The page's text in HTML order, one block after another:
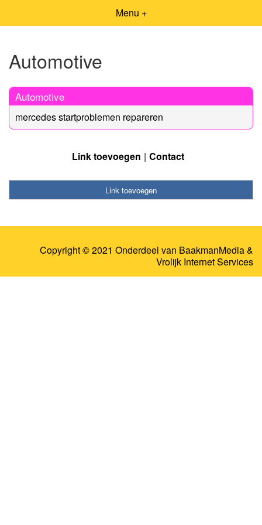
Menu +
Automotive
Automotive
mercedes startproblemen repareren
Link toevoegen Contact
Link toevoegen
Copyright © 2021 Onderdeel van BaakmanMedia&
Vrolijk Internet Services